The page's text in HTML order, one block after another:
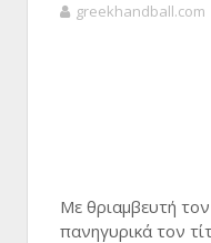
greekhandball.com
Με θριαμβευτή
πανηγυρικά τον